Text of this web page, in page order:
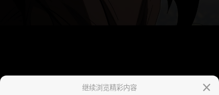
继续浏览精彩内容